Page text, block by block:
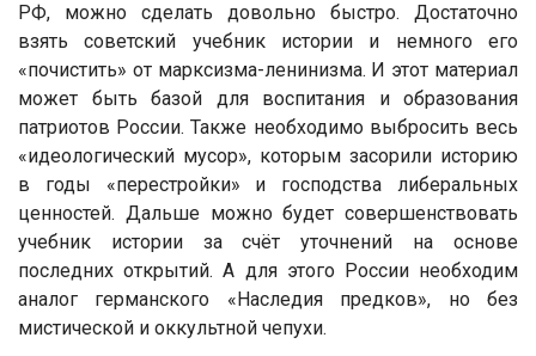
РФ, можно сделать довольно быстро. Достаточно
взять советский учебник истории и немного его
«почистить» от марксизма-ленинизма. И этот материал
может быть базой для воспитания и образования
патриотов России. Также необходимо выбросить весь
«идеологический мусор», которым засорили историю
в годы «перестройки» и господства либеральных
ценностей. Дальше можно будет совершенствовать
учебник истории за счёт уточнений на основе
последних открытий. А для этого России необходим
аналог германского «Наследия предков», но без
мистической и оккультной чепухи.